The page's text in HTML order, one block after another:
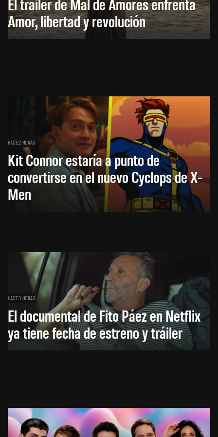
Amor, libertad y revolución
HACE 2 HORAS
Kit Connor estaría a punto de
convertirse en el nuevo Cyclops de X-
Men
HACE 3 HORAS
El documental de Fito Páez en Netflix
ya tiene fecha de estreno y tráiler